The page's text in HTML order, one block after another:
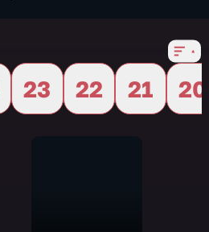
23 22 21
20